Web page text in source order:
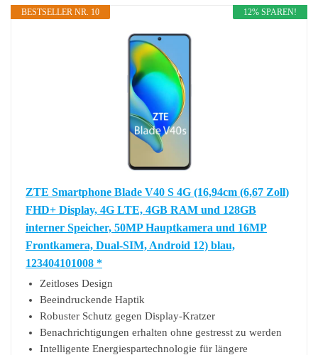
12% SPAREN!
BESTSELLER NR. 10
ZTE Smartphone Blade V40 S 4G (16,94cm (6,67 Zoll)
FHD+ Display, 4G LTE, 4GB RAM und 128GB
interner Speicher, 50MP Hauptkamera und 16MP
Frontkamera, Dual-SIM, Android 12) blau,
123404101008 *
Zeitloses Design
Beeindruckende Haptik
Robuster Schutz gegen Display-Kratzer
Benachrichtigungen erhalten ohne gestresst zu werden
Intelligente Energiespartechnologie für längere